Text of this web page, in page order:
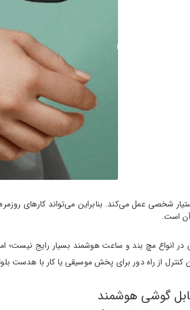
شخصی عمل می‌کند. بنابراین می‌تواند کارهای
است.
انواع مچ بند و ساعت هوشمند بسیار رایج نیست؛
کنترل از راه دور برای پخش موسیقی یا کار با هدست
گوشی هوشمند